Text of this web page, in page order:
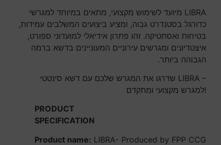
LIBRA מיועד לשימוש מקצועי, מתאים במיוחד למגרשי
כדורגל בסטנדרט גבוה, ומציע ביצועים המשלבים עמידות,
בטיחות ואסתטיקה. זהו פתרון אידיאלי למועדוני ספורט,
איצטדיונים ומגרשים עירוניים המעוניינים בדשא ברמה
הגבוהה ביותר.
שדרגו את המגרש שלכם עם דשא סינטטי LIBRA –
למגרש מקצועי ומתקדם!
PRODUCT
SPECIFICATION
Product name: LIBRA- Produced by FPP CCG